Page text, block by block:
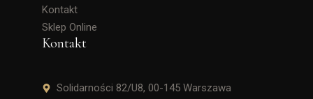
Kontakt
Sklep Online
Kontakt
Solidarności 82/U8, 00-145 Warszawa